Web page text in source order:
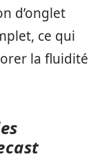
d’onglet
ce qui
la fluidité